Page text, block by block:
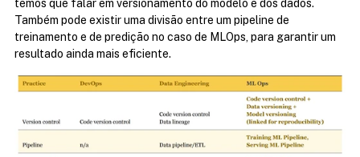
temos que falar em versionamento do modelo e dos dados.
Também pode existir uma divisão entre um pipeline de
treinamento e de predição no caso de MLOps, para garantir um
resultado ainda mais eficiente.